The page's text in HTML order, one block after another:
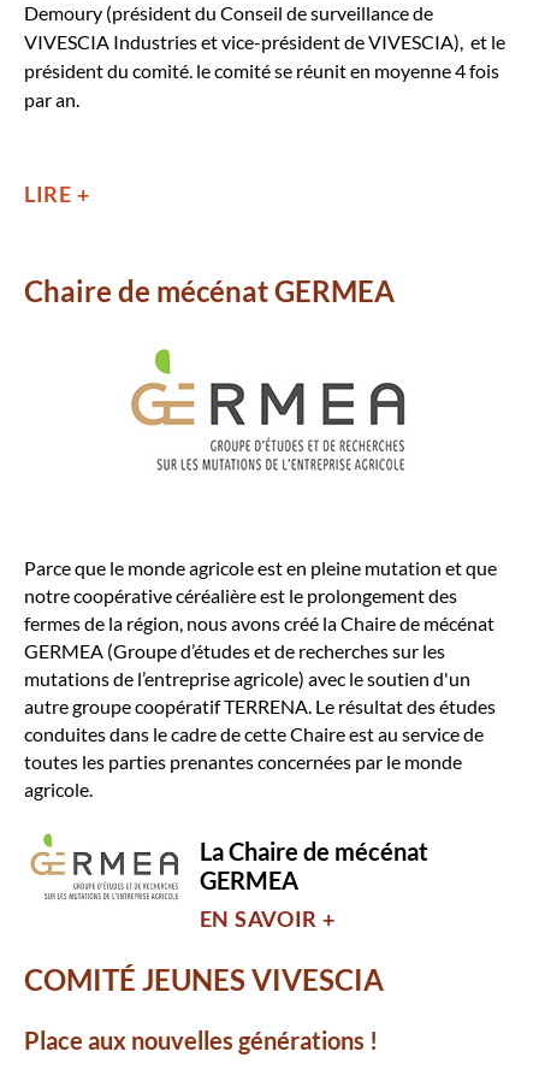
Demoury (président du Conseil de surveillance de
VIVESCIA Industries et vice-président de VIVESCIA), et le
président du comité. le comité se réunit en moyenne 4 fois
par an.
LIRE +
Chaire de mécénat GERMEA
Parce que le monde agricole est en pleine mutation et que
notre coopérative céréalière est le prolongement des
fermes de la région, nous avons créé la Chaire de mécénat
GERMEA (Groupe d’études et de recherches sur les
mutations de l’entreprise agricole) avec le soutien d'un
autre groupe coopératif TERRENA. Le résultat des études
conduites dans le cadre de cette Chaire est au service de
toutes les parties prenantes concernées par le monde
agricole.
La Chaire de mécénat
GERMEA
EN SAVOIR +
COMITÉ JEUNES VIVESCIA
Place aux nouvelles générations !